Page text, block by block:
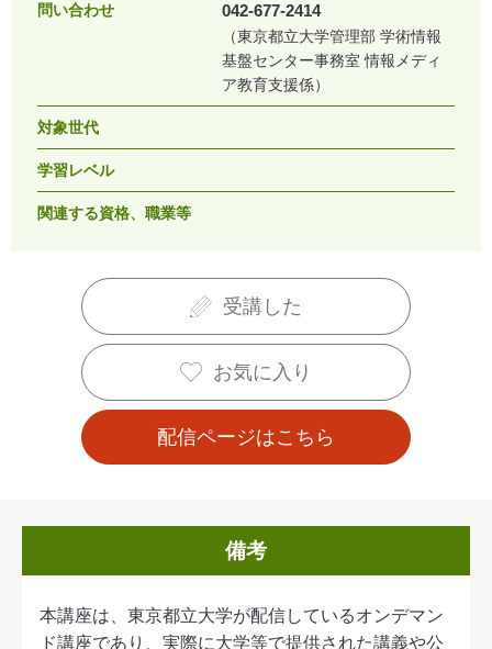
問い合わせ 042-677-2414
（東京都立大学管理部 学術情報
基盤センター事務室 情報メディ
ア教育支援係）
対象世代
学習レベル
関連する資格、職業等
受講した
お気に入り
配信ページはこちら
備考
本講座は、東京都立大学が配信しているオンデマン
ド講座であり、実際に大学等で提供された講義や公